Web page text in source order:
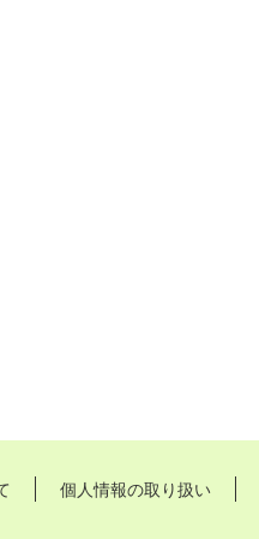
個人情報の取り扱い